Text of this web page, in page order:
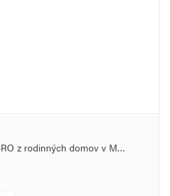
z rodinných domov v M…